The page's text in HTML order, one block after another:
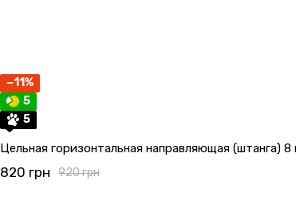
−11%
5
5
Цельная горизонтальная направляющая (штанга) 8
920 грн
820 грн